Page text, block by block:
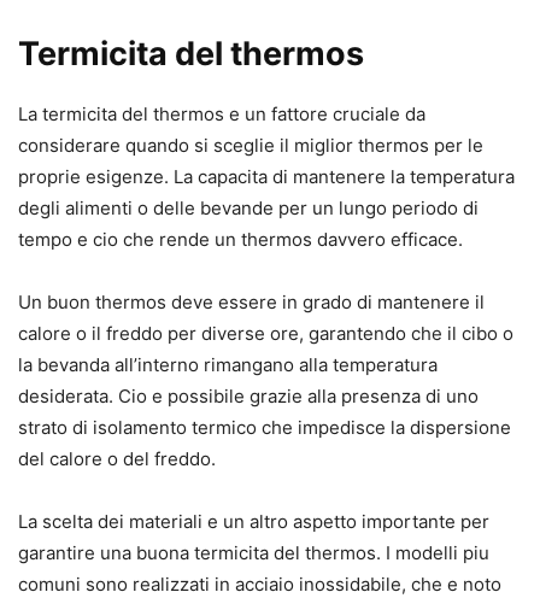
Termicita del thermos
La termicita del thermos e un fattore cruciale da
considerare quando si sceglie il miglior thermos per le
proprie esigenze. La capacita di mantenere la temperatura
degli alimenti o delle bevande per un lungo periodo di
tempo e cio che rende un thermos davvero efficace.
Un buon thermos deve essere in grado di mantenere il
calore o il freddo per diverse ore, garantendo che il cibo o
la bevanda all’interno rimangano alla temperatura
desiderata. Cio e possibile grazie alla presenza di uno
strato di isolamento termico che impedisce la dispersione
del calore o del freddo.
La scelta dei materiali e un altro aspetto importante per
garantire una buona termicita del thermos. I modelli piu
comuni sono realizzati in acciaio inossidabile, che e noto